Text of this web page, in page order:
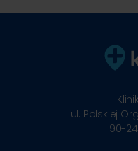
ul. Polskiej
90-